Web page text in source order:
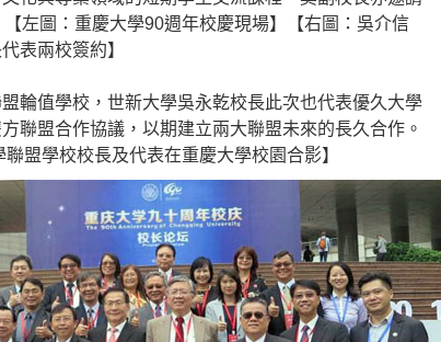
左圖：重慶大學90週年校慶現場】【右圖：吳介信
表兩校簽約】
輪值學校，世新大學吳永乾校長此次也代表優久大學
聯盟合作協議，以期建立兩大聯盟未來的長久合作。
盟學校校長及代表在重慶大學校園合影】